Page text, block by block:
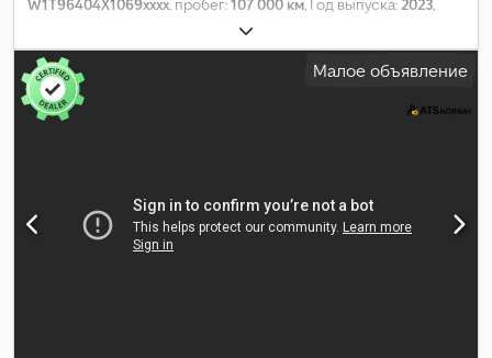
W1T96404X1069xxxx, пробег:107 000 км, Год выпуска:2023,
Малое объявление